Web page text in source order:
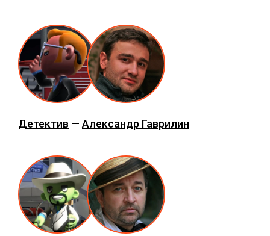
Детектив — Александр Гаврилин